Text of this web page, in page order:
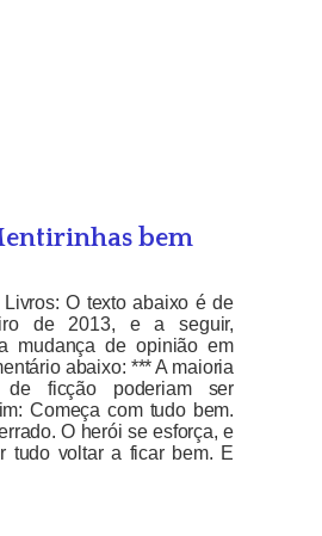
bem
O texto abaixo é de
de 2013, e a seguir,
mudança de opinião em
abaixo: *** A maioria
de ficção poderiam ser
Começa com tudo bem.
O herói se esforça, e
tudo voltar a ficar bem. E